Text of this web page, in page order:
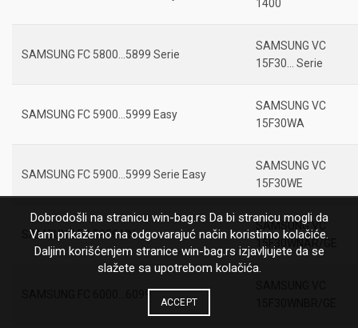
1400
SAMSUNG FC 5800…5899 Serie
SAMSUNG VC
15F30… Serie
SAMSUNG FC 5900…5999 Easy
SAMSUNG VC
15F30WA
SAMSUNG FC 5900…5999 Serie Easy
SAMSUNG VC
15F30WE
SAMSUNG FC 5956 VN
SAMSUNG VC
15F30WNAR/GE
SAMSUNG FC 6000…6099
Dobrodošli na stranicu win-bag.rs Da bi stranicu mogli da
Vam prikažemo na odgovarajuć način koristimo kolačiće.
Daljim korišćenjem stranice win-bag.rs izjavljujete da se
slažete sa upotrebom kolačića.
ACCEPT